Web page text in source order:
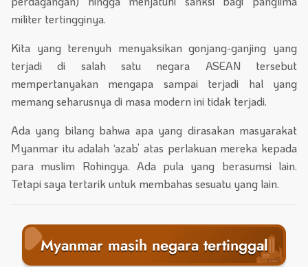
militer tertingginya.
Kita yang terenyuh menyaksikan gonjang-ganjing yang
terjadi di salah satu negara ASEAN tersebut
mempertanyakan mengapa sampai terjadi hal yang
memang seharusnya di masa modern ini tidak terjadi.
Ada yang bilang bahwa apa yang dirasakan masyarakat
Myanmar itu adalah ‘azab’ atas perlakuan mereka kepada
para muslim Rohingya. Ada pula yang berasumsi lain.
Tetapi saya tertarik untuk membahas sesuatu yang lain.
Myanmar masih negara tertinggal